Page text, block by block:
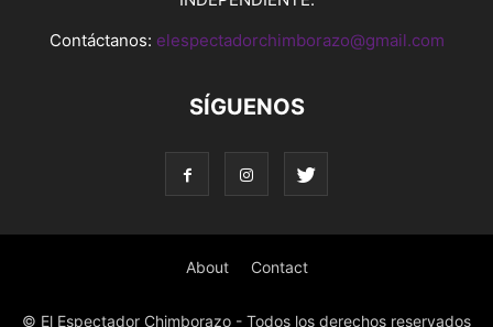
Contáctanos: elespectadorchimborazo@gmail.com
SÍGUENOS
About Contact
© El Espectador Chimborazo - Todos los derechos reservados